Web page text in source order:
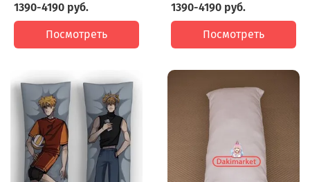
1390-4190 руб.
Посмотреть
1390-4190 руб.
Посмотреть